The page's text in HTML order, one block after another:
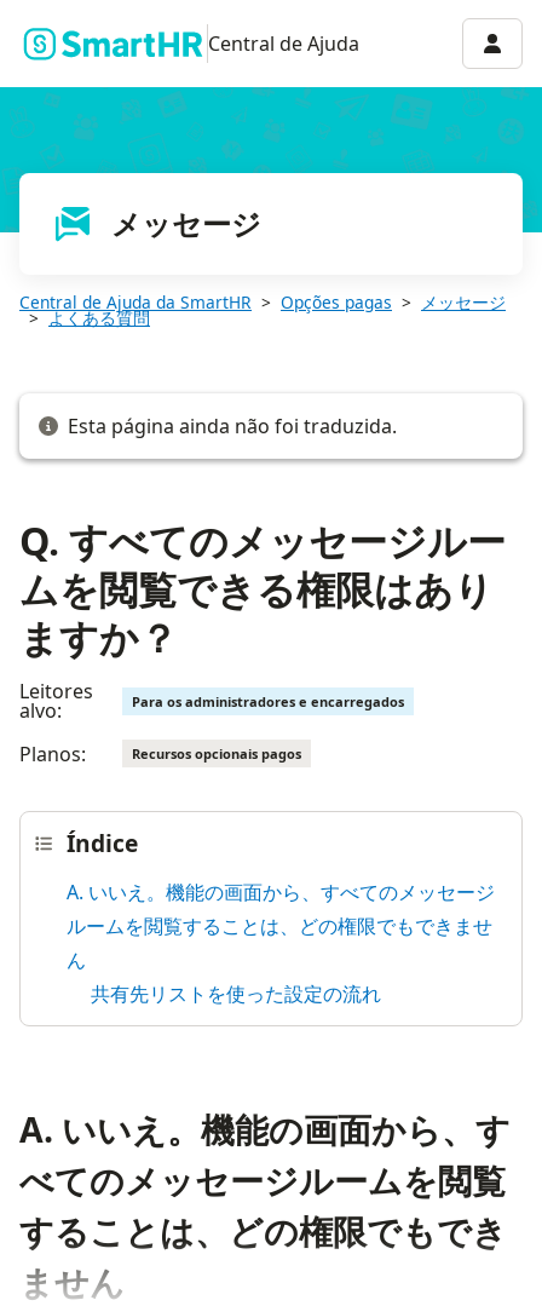
Central de Ajuda
メッセージ
Central de Ajuda da SmartHR Opções pagas メッセージ
よくある質問
Esta página ainda não foi traduzida.
Q. すべてのメッセージルー
ムを閲覧できる権限はあり
ますか？
Leitores
alvo: Para os administradores e encarregados
Planos: Recursos opcionais pagos
Índice
A. いいえ。機能の画面から、すべてのメッセージ
ルームを閲覧することは、どの権限でもできませ
ん
共有先リストを使った設定の流れ
A. いいえ。機能の画面から、す
べてのメッセージルームを閲覧
することは、どの権限でもでき
ません